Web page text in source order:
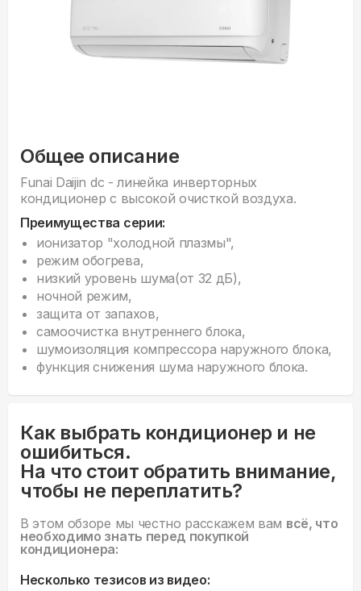
Общее описание
Funai Daijin dc - линейка инверторных
кондиционер с высокой очисткой воздуха.
Преимущества серии:
ионизатор "холодной плазмы",
режим обогрева,
низкий уровень шума(от 32 дБ),
ночной режим,
защита от запахов,
самоочистка внутреннего блока,
шумоизоляция компрессора наружного блока,
функция снижения шума наружного блока.
Как выбрать кондиционер и не
ошибиться.
На что стоит обратить внимание,
чтобы не переплатить?
В этом обзоре мы честно расскажем вам всё, что
необходимо знать перед покупкой
кондиционера:
Несколько тезисов из видео: